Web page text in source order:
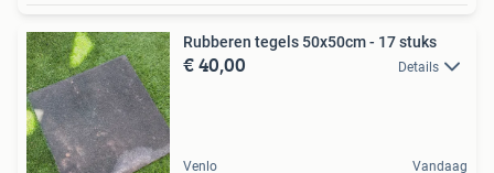
Rubberen tegels 50x50cm - 17 stuks
€ 40,00 Details
Venlo Vandaag